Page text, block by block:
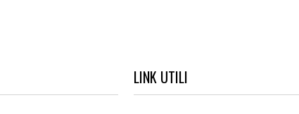
LINK UTILI